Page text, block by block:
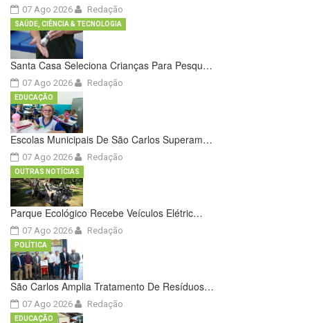
07 Ago 2026 Redação
Santa Casa Seleciona Crianças Para Pesqu…
07 Ago 2026
SAÚDE, CIÊNCIA & TECNOLOGIA
Redação
Escolas Municipais De São Carlos Superam…
07 Ago 2026
EDUCAÇÃO
Redação
Parque Ecológico Recebe Veículos Elétric…
07 Ago 2026
OUTRAS NOTÍCIAS
Redação
São Carlos Amplia Tratamento De Resíduos…
07 Ago 2026
POLÍTICA
Redação
EDUCAÇÃO